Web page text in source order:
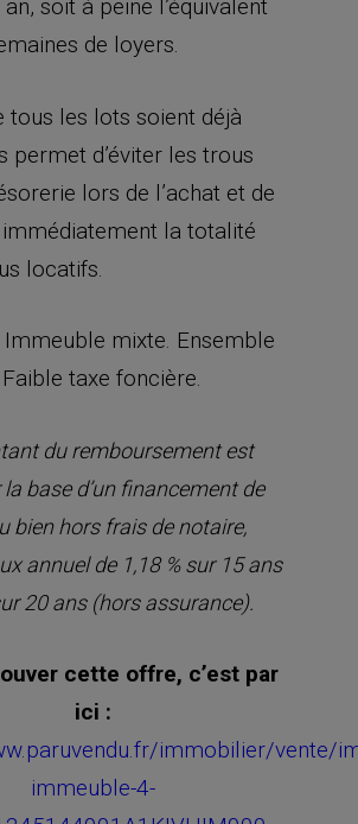
soit à peine l’équivalent
de loyers.
tous les lots soient déjà
permet d’éviter les trous
lors de l’achat et de
la totalité
locatifs.
Immeuble mixte. Ensemble
taxe foncière.
du remboursement est
base d’un financement de
bien hors frais de notaire,
annuel de 1,18 % sur 15 ans
20 ans (hors assurance).
cette offre, c’est par
ici :
immobilier/vente/
immeuble-4-